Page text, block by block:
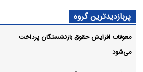
پربازدیدترین گروه
معوقات افزایش حقوق بازنشستگان پرداخت
می‌شود